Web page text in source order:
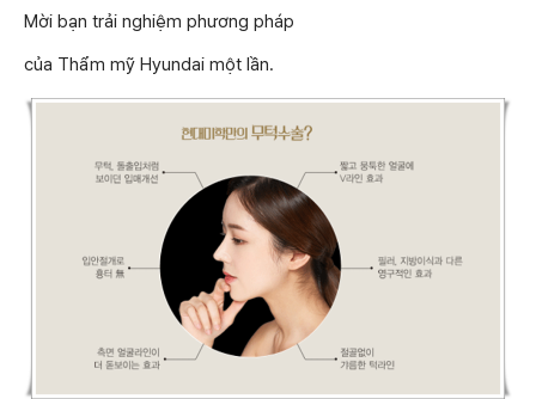
Mời bạn trải nghiệm phương pháp
của Thẩm mỹ Hyundai một lần.